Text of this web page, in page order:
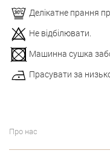
Делікатне прання
Не відбілювати.
Машинна сушка
Прасувати за
Про нас